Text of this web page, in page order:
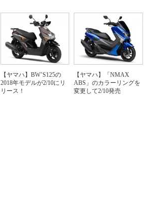
【ヤマハ】BW’S125の
2018年モデルが2/10にリ
リース！
【ヤマハ】「NMAX
ABS」のカラーリングを
変更して2/10発売